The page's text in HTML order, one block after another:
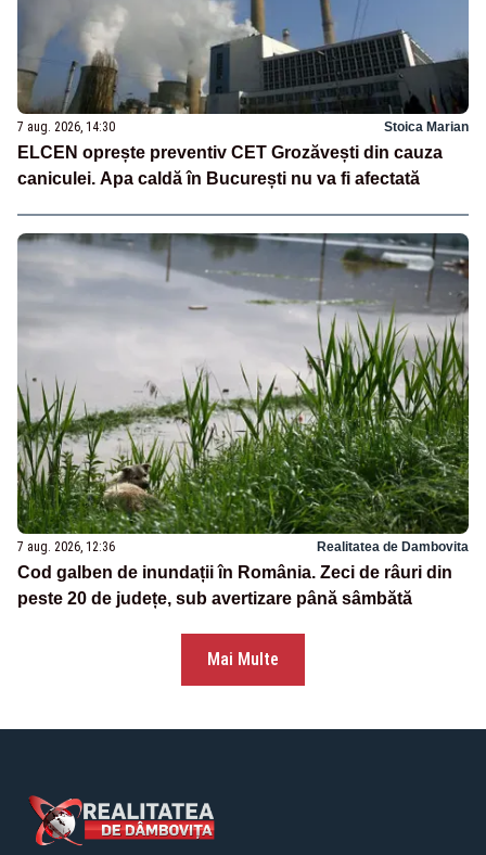
7 aug. 2026, 14:30 Stoica Marian
ELCEN oprește preventiv CET Grozăvești din cauza
caniculei. Apa caldă în București nu va fi afectată
7 aug. 2026, 12:36 Realitatea de Dambovita
Cod galben de inundații în România. Zeci de râuri din
peste 20 de județe, sub avertizare până sâmbătă
Mai Multe